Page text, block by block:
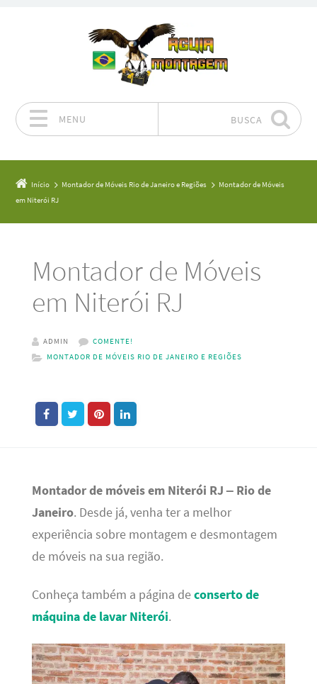
MENU BUSCA
Início Montador de Móveis Rio de Janeiro e Regiões
Montador de Móveis
em Niterói RJ
Montador de Móveis
em Niterói RJ
ADMIN
COMENTE!
MONTADOR DE MÓVEIS RIO DE JANEIRO E REGIÕES
Montador de móveis em Niterói RJ – Rio de
Janeiro. Desde já, venha ter a melhor
experiência sobre montagem e desmontagem
de móveis na sua região.
Conheça também a página deconserto de
máquina de lavar Niterói.